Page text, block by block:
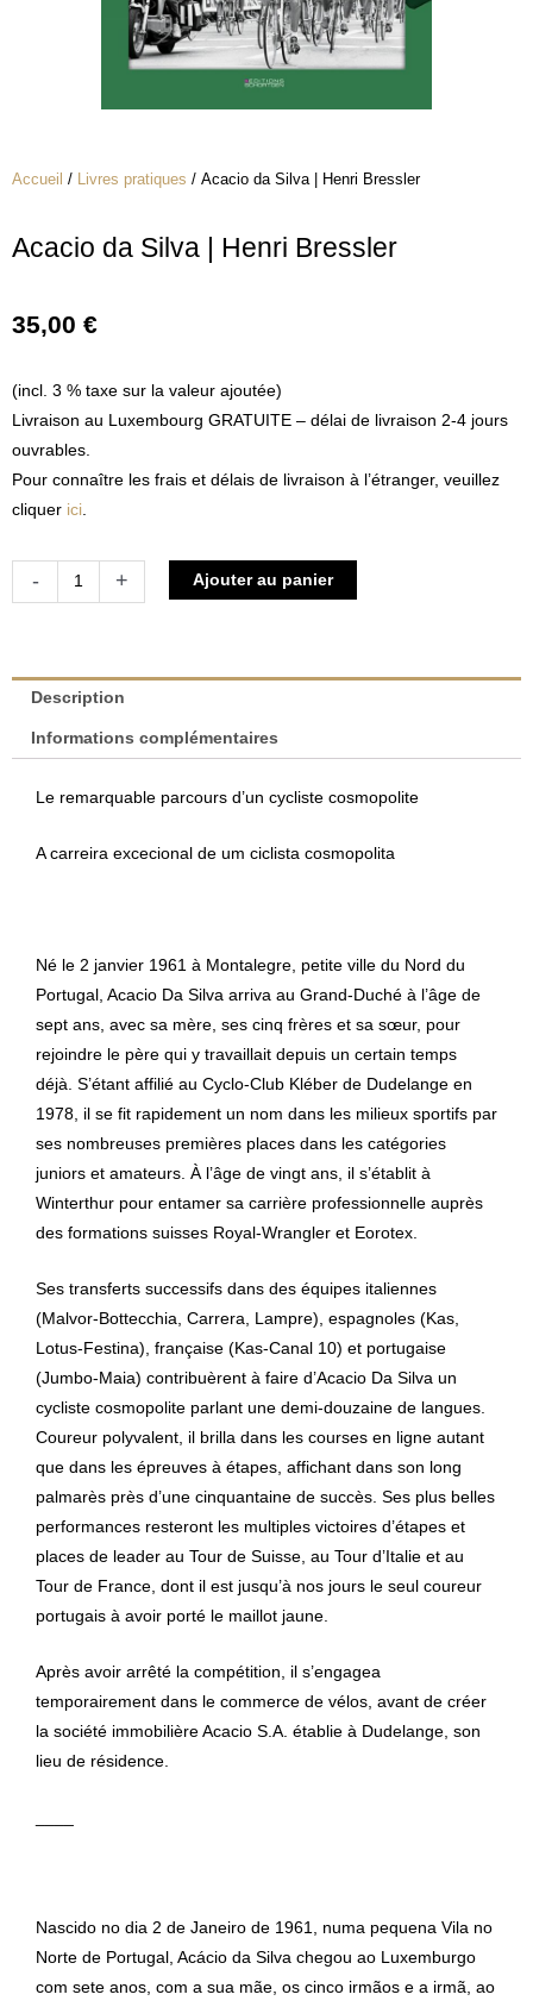
Accueil / Livres pratiques / Acacio da Silva | Henri Bressler
Acacio da Silva | Henri Bressler
35,00 €
(incl. 3 % taxe sur la valeur ajoutée)
Livraison au Luxembourg GRATUITE – délai de livraison 2-4 jours
ouvrables.
Pour connaître les frais et délais de livraison à l’étranger, veuillez
cliquer ici
-
quantité
Silva
Henri
+ Ajouter au panier
Description
Informations complémentaires
Le remarquable parcours d’un cycliste cosmopolite
A carreira excecional de um ciclista cosmopolita
Né le 2 janvier 1961 à Montalegre, petite ville du Nord du
Portugal, Acacio Da Silva arriva au Grand-Duché à l’âge de
sept ans, avec sa mère, ses cinq frères et sa sœur, pour
rejoindre le père qui y travaillait depuis un certain temps
déjà. S’étant affilié au Cyclo-Club Kléber de Dudelange en
1978, il se fit rapidement un nom dans les milieux sportifs par
ses nombreuses premières places dans les catégories
juniors et amateurs. À l’âge de vingt ans, il s’établit à
Winterthur pour entamer sa carrière professionnelle auprès
des formations suisses Royal-Wrangler et Eorotex.
Ses transferts successifs dans des équipes italiennes
(Malvor-Bottecchia, Carrera, Lampre), espagnoles (Kas,
Lotus-Festina), française (Kas-Canal 10) et portugaise
(Jumbo-Maia) contribuèrent à faire d’Acacio Da Silva un
cycliste cosmopolite parlant une demi-douzaine de langues.
Coureur polyvalent, il brilla dans les courses en ligne autant
que dans les épreuves à étapes, affichant dans son long
palmarès près d’une cinquantaine de succès. Ses plus belles
performances resteront les multiples victoires d’étapes et
places de leader au Tour de Suisse, au Tour d’Italie et au
Tour de France, dont il est jusqu’à nos jours le seul coureur
portugais à avoir porté le maillot jaune.
Après avoir arrêté la compétition, il s’engagea
temporairement dans le commerce de vélos, avant de créer
la société immobilière Acacio S.A. établie à Dudelange, son
lieu de résidence.
Nascido no dia 2 de Janeiro de 1961, numa pequena Vila no
Norte de Portugal, Acácio da Silva chegou ao Luxemburgo
com sete anos, com a sua mãe, os cinco irmãos e a irmã, ao